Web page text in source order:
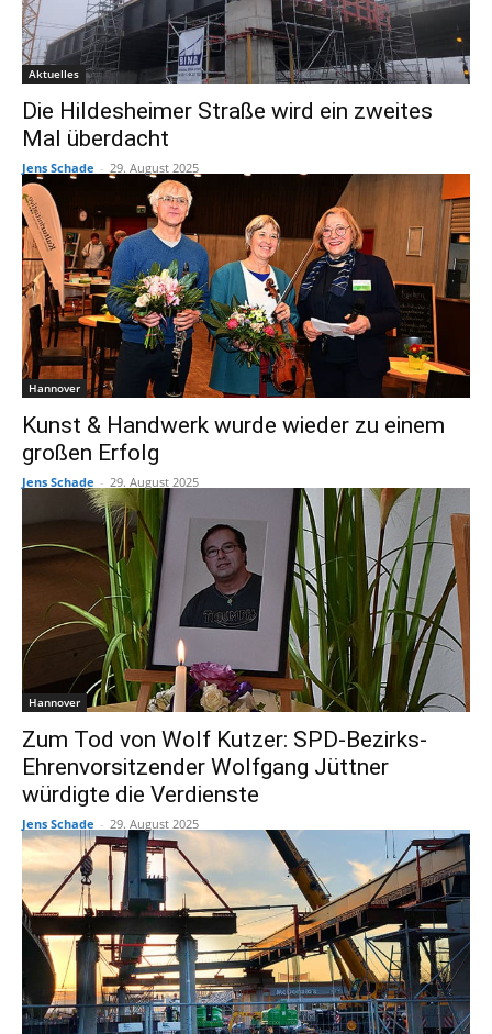
Aktuelles
Die Hildesheimer Straße wird ein zweites
Mal überdacht
Jens Schade - 29. August 2025
Hannover
Kunst & Handwerk wurde wieder zu einem
großen Erfolg
Jens Schade - 29. August 2025
Hannover
Zum Tod von Wolf Kutzer: SPD-Bezirks-
Ehrenvorsitzender Wolfgang Jüttner
würdigte die Verdienste
Jens Schade - 29. August 2025